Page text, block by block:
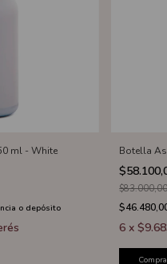
ml - White
o depósito
Botella
$83.000,00
6 x